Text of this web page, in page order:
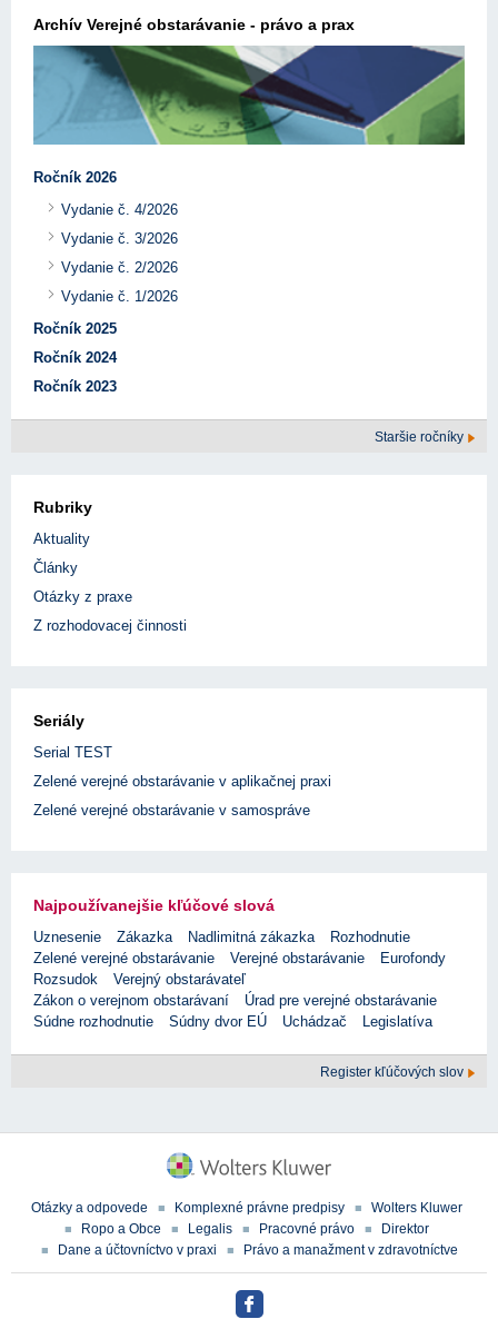
Archív Verejné obstarávanie - právo a prax
Ročník 2026
Vydanie č. 4/2026
Vydanie č. 3/2026
Vydanie č. 2/2026
Vydanie č. 1/2026
Ročník 2025
Ročník 2024
Ročník 2023
Staršie ročníky
Rubriky
Aktuality
Články
Otázky z praxe
Z rozhodovacej činnosti
Seriály
Serial TEST
Zelené verejné obstarávanie v aplikačnej praxi
Zelené verejné obstarávanie v samospráve
Najpoužívanejšie kľúčové slová
Uznesenie Zákazka Nadlimitná zákazka
Rozhodnutie
Zelené verejné obstarávanie
Verejné obstarávanie
Eurofondy
Rozsudok
Verejný obstarávateľ
Zákon o verejnom obstarávaní
Úrad pre verejné obstarávanie
Súdne rozhodnutie
Súdny dvor EÚ Uchádzač Legislatíva
Register kľúčových slov
Otázky a odpovede Komplexné právne predpisy
Wolters Kluwer
Ropo a Obce
Legalis Pracovné právo
Direktor
Dane a účtovníctvo v praxi
Právo a manažment v zdravotníctve